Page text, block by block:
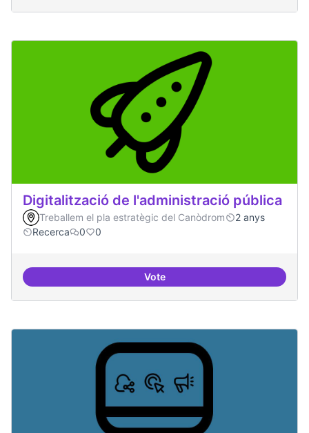
Digitalització de l'administració pública
Treballem el pla estratègic del Canòdrom
2 anys
Recerca
0 0
VoteDigitalització de l'administració